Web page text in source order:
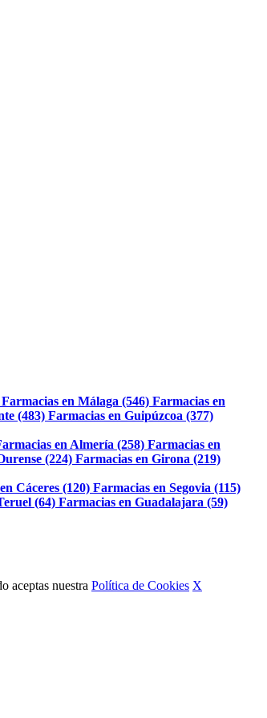
Farmacias en Málaga (546) Farmacias en
(483) Farmacias en Guipúzcoa (377)
en Almería (258) Farmacias en
(224) Farmacias en Girona (219)
Cáceres (120) Farmacias en Segovia (115)
(64) Farmacias en Guadalajara (59)
aceptas nuestra Política de Cookies X